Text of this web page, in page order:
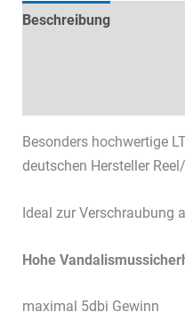
Beschreibung
Besonders hochwertige
deutschen Hersteller
Ideal zur Verschraubung
Hohe
maximal 5dbi Gewinn